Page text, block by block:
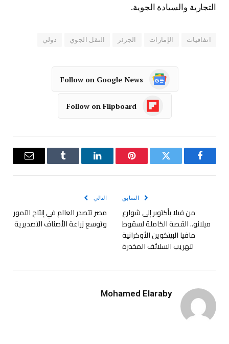
التجارية والسيادة الجوية.
اتفاقيات الإمارات الجزئر النقل الجوي دولي
Follow on Google News
Follow on Flipboard
فيسبوك تويتر بينتيريستلينكدإن Tumblr
البريد
السابق
من فيلا بأكتوبر إلى شوارع
ميلانو.. القصة الكاملة لسقوط
مافيا البيتكوين الأوكرانية
لتهريب السلائف المخدرة
التالي
مصر تتصدر العالم في إنتاج التمور
وتوسع زراعة الأصناف التصديرية
Mohamed Elaraby